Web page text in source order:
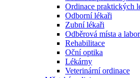
Ordinace praktických
Odborní lékaři
Zubní lékaři
Odběrová místa a
Rehabilitace
Oční optika
Lékárny
Veterinární ordinace